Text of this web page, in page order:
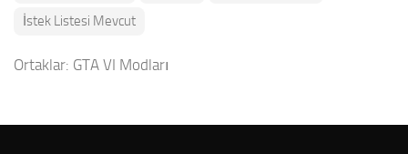
İstek Listesi Mevcut
Ortaklar: GTA VI Modları